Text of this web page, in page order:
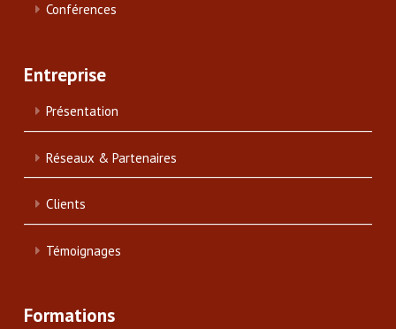
Conférences
Entreprise
Présentation
Réseaux & Partenaires
Clients
Témoignages
Formations